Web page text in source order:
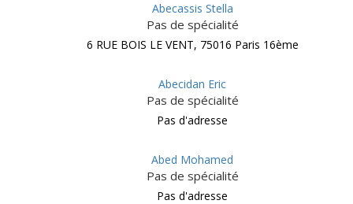
Abecassis Stella
Pas de spécialité
6 RUE BOIS LE VENT, 75016 Paris 16ème
Abecidan Eric
Pas de spécialité
Pas d'adresse
Abed Mohamed
Pas de spécialité
Pas d'adresse